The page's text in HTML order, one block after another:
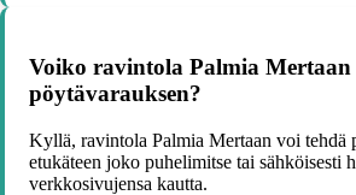
Voiko ravintola Palmia Mertaan
pöytävarauksen?
Kyllä, ravintola Palmia Mertaan voi tehdä
etukäteen joko puhelimitse tai sähköisesti
verkkosivujensa kautta.